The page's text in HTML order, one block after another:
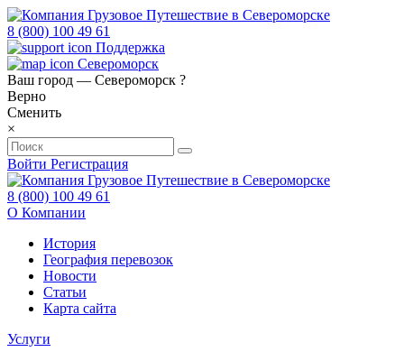
8 (800) 100 49 61
Поддержка
Североморск
Ваш город — Североморск ?
Верно
Сменить
×
Войти Регистрация
8 (800) 100 49 61
О Компании
История
География перевозок
Новости
Статьи
Карта сайта
Услуги